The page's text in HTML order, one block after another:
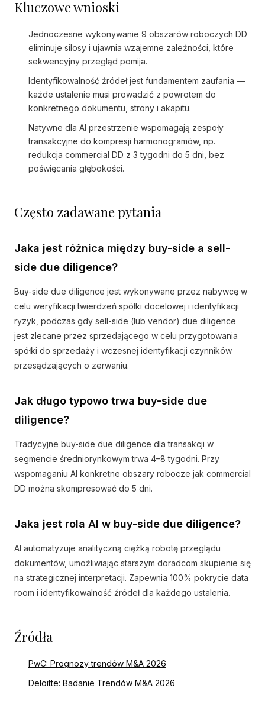
Kluczowe wnioski
Jednoczesne wykonywanie 9 obszarów roboczych DD
eliminuje silosy i ujawnia wzajemne zależności, które
sekwencyjny przegląd pomija.
Identyfikowalność źródeł jest fundamentem zaufania —
każde ustalenie musi prowadzić z powrotem do
konkretnego dokumentu, strony i akapitu.
Natywne dla AI przestrzenie wspomagają zespoły
transakcyjne do kompresji harmonogramów, np.
redukcja commercial DD z 3 tygodni do 5 dni, bez
poświęcania głębokości.
Często zadawane pytania
Jaka jest różnica między buy-side a sell-
side due diligence?
Buy-side due diligence jest wykonywane przez nabywcę w
celu weryfikacji twierdzeń spółki docelowej i identyfikacji
ryzyk, podczas gdy sell-side (lub vendor) due diligence
jest zlecane przez sprzedającego w celu przygotowania
spółki do sprzedaży i wczesnej identyfikacji czynników
przesądzających o zerwaniu.
Jak długo typowo trwa buy-side due
diligence?
Tradycyjne buy-side due diligence dla transakcji w
segmencie średniorynkowym trwa 4–8 tygodni. Przy
wspomaganiu AI konkretne obszary robocze jak commercial
DD można skompresować do 5 dni.
Jaka jest rola AI w buy-side due diligence?
AI automatyzuje analityczną ciężką robotę przeglądu
dokumentów, umożliwiając starszym doradcom skupienie się
na strategicznej interpretacji. Zapewnia 100% pokrycie data
room i identyfikowalność źródeł dla każdego ustalenia.
Źródła
PwC: Prognozy trendów M&A 2026
Deloitte: Badanie Trendów M&A 2026